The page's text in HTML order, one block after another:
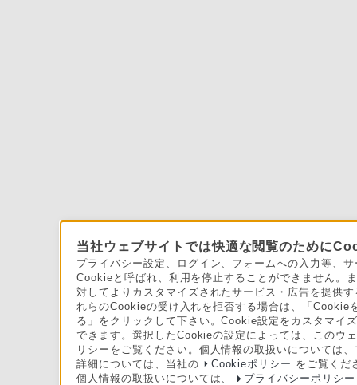
当社ウェブサイトでは快適な閲覧のために
プライバシー設定、ログイン、フォームへの入力等、
Cookieと呼ばれ、利用を停止することができません。
対してよりカスタマイズされたサービス・広告を提供
れらのCookieの受け入れを拒否する場合は、「Cookie
る」をクリックして下さい。Cookie設定をカスタマイ
できます。選択したCookieの設定によっては、このウ
リシーをご覧ください。個人情報の取扱いについては
詳細については、当社の
Cookieポリシー をご覧くだ
個人情報の取扱いについては、
プライバシーポリシー